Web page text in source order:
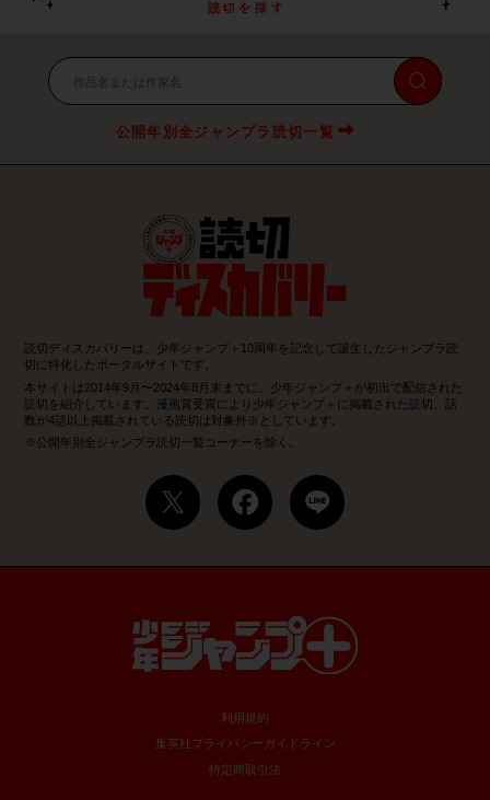
公開年別全ジャンプラ読切一覧
読切ディスカバリーは、少年ジャンプ＋10周年を記念して誕生したジャンプラ読
切に特化したポータルサイトです。
本サイトは2014年9月〜2024年8月末までに、少年ジャンプ＋が初出で配信された
読切を紹介しています。漫画賞受賞により少年ジャンプ＋に掲載された読切、話
数が4話以上掲載されている読切は対象外※としています。
※公開年別全ジャンプラ読切一覧コーナーを除く。
利用規約
集英社プライバシーガイドライン
特定商取引法